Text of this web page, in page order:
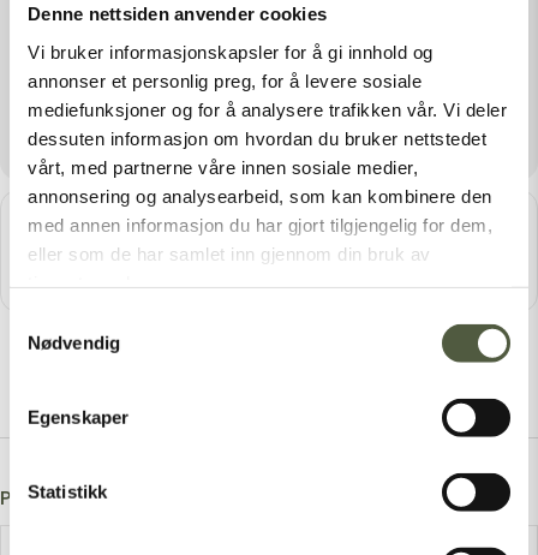
Denne nettsiden anvender cookies
Vi bruker informasjonskapsler for å gi innhold og
annonser et personlig preg, for å levere sosiale
mediefunksjoner og for å analysere trafikken vår. Vi deler
dessuten informasjon om hvordan du bruker nettstedet
vårt, med partnerne våre innen sosiale medier,
annonsering og analysearbeid, som kan kombinere den
med annen informasjon du har gjort tilgjengelig for dem,
eller som de har samlet inn gjennom din bruk av
Nødvendig
Egenskaper
Statistikk
ENGERDAL MENIGHETSRÅD
engmen@outlook.com
Engerdal Kirke, Engerdalsveien 1794, 2440 Engerdal
Get
Direc
Address - Allehelgensgudstjeneste, Engerdal Kirke []
Destination
Post A Comment